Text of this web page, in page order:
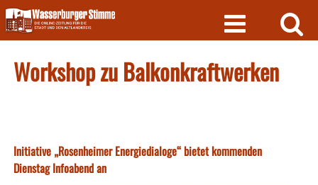
Skip
to
content
Workshop zu Balkonkraftwerken
Initiative „Rosenheimer Energiedialoge“ bietet kommenden
Dienstag Infoabend an